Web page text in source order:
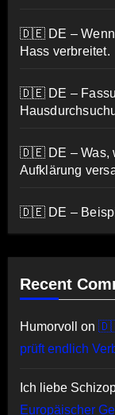
🇩🇪 DE – Wenn
Hass verbreitet.
🇩🇪 DE –
🇩🇪 DE – Was,
Aufklärung
🇩🇪 DE –
Recent
Humorvoll on
prüft endlich
Ich liebe
Europäischer